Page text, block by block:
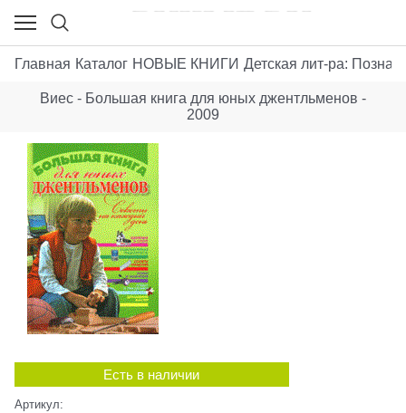
Главная Каталог НОВЫЕ КНИГИ Детская лит-ра:
Виес - Большая книга для юных джентльменов -
2009
Есть в наличии
Артикул: